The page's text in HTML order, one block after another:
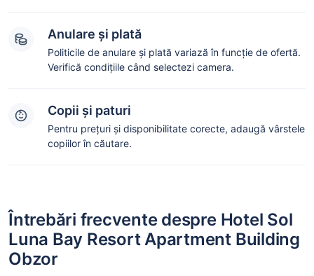
Anulare și plată
Politicile de anulare și plată variază în funcție de ofertă.
Verifică condițiile când selectezi camera.
Copii și paturi
Pentru prețuri și disponibilitate corecte, adaugă vârstele
copiilor în căutare.
Întrebări frecvente despre Hotel Sol
Luna Bay Resort Apartment Building
Obzor